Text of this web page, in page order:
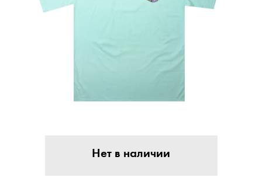
Нет в наличии